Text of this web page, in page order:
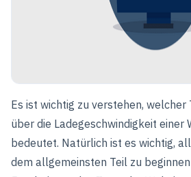
Es ist wichtig zu verstehen, welcher
über die Ladegeschwindigkeit einer
bedeutet. Natürlich ist es wichtig,
dem allgemeinsten Teil zu